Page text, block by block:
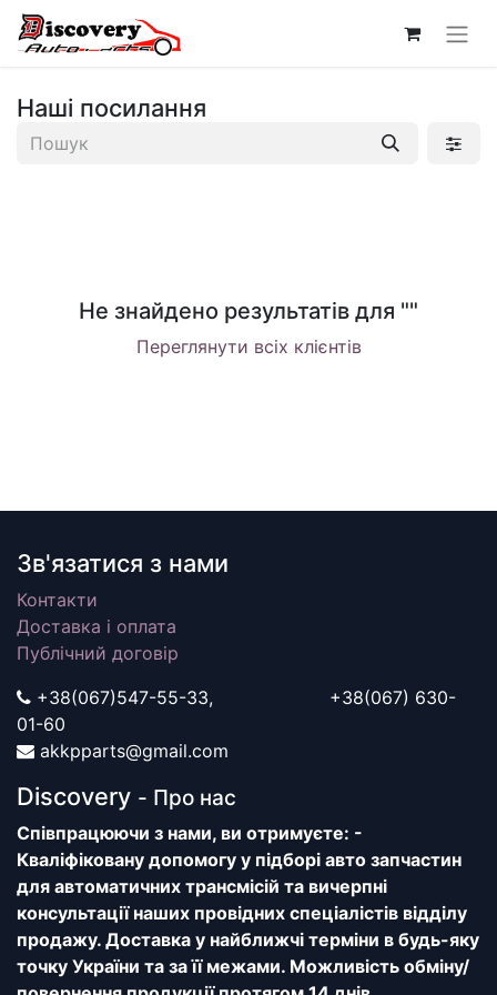
Наші посилання
Не знайдено результатів для ""
Переглянути всіх клієнтів
Зв'язатися з нами
Контакти
Доставка і оплата
Публічний договір
+38(067)547-55-33, +38(067) 630-
01-60
akkpparts@gmail.com
Discovery - Про нас
Співпрацюючи з нами, ви отримуєте: -
Кваліфіковану допомогу у підборі авто запчастин
для автоматичних трансмісій та вичерпні
консультації наших провідних спеціалістів відділу
продажу. Доставка у найближчі терміни в будь-яку
точку України та за її межами. Можливість обміну/